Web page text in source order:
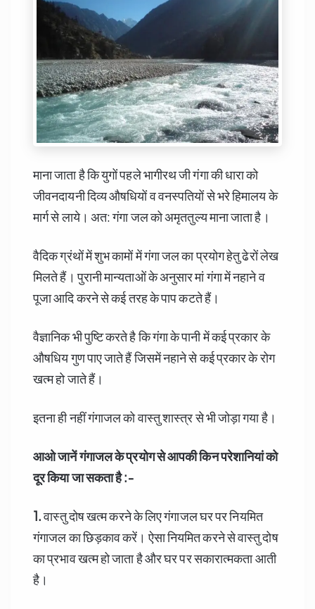
माना जाता है कि युगों पहले भागीरथ जी गंगा की धारा को
जीवनदायनी दिव्य औषधियों व वनस्पतियों से भरे हिमालय के
मार्ग से लाये। अत: गंगा जल को अमृततुल्य माना जाता है।
वैदिक ग्रंथों में शुभ कामों में गंगा जल का प्रयोग हेतु ढेरों लेख
मिलते हैं। पुरानी मान्यताओं के अनुसार मां गंगा में नहाने व
पूजा आदि करने से कई तरह के पाप कटते हैं।
वैज्ञानिक भी पुष्टि करते है कि गंगा के पानी में कई प्रकार के
औषधिय गुण पाए जाते हैं जिसमें नहाने से कई प्रकार के रोग
खत्म हो जाते हैं।
इतना ही नहीं गंगाजल को वास्तु शास्त्र से भी जोड़ा गया है।
आओ जानें गंगाजल के प्रयोग से आपकी किन परेशानियां को
दूर किया जा सकता है :-
1.वास्तु दोष खत्म करने के लिए गंगाजल घर पर नियमित
गंगाजल का छिड़काव करें। ऐसा नियमित करने से वास्तु दोष
का प्रभाव खत्म हो जाता है और घर पर सकारात्मकता आती
है।